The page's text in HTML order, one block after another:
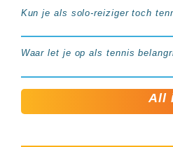
Kun je als solo-reiziger toch
Waar let je op als tennis
All